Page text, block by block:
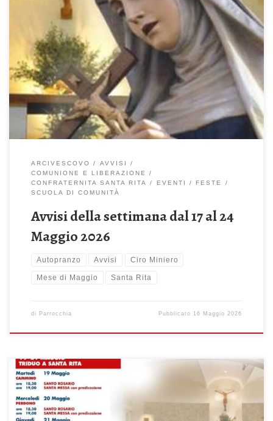
Domenica 17 Maggio 2026 – Ascensione del Signore Giornata
mondiale per le comunicazioni sociali A me è stato dato ogni
potere in cielo e sulla terra (Mt 28,16-20) Celebrazione Sante
Messe: ore 08:00 – 10:00 – 11:30 – 19:00 Alle ore 11:00 ci
saranno le Prime Comunioni, alle 11.30 avrà inizio […]
ARCIVESCOVO
AVVISI
COMUNIONE E LIBERAZIONE
CONFRATERNITA SANTA RITA
EVENTI
FESTE
SCUOLA DI COMUNITÀ
Avvisi della settimana dal 17 al 24
Maggio 2026
Autopranzo Avvisi Ciro Miniero
Mese di Maggio Santa Rita
di Parrocchia Pubblicato 16 Maggio 2026